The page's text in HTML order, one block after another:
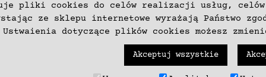
pliki cookies do celów realizacji usług, celów
ze sklepu internetowe wyrażają Państwo
dotyczące plików cookies możesz
Akceptuj wszystkie
nas
+48
Wszelkie prawa zastrzeżone. Wykonanieneki.pl